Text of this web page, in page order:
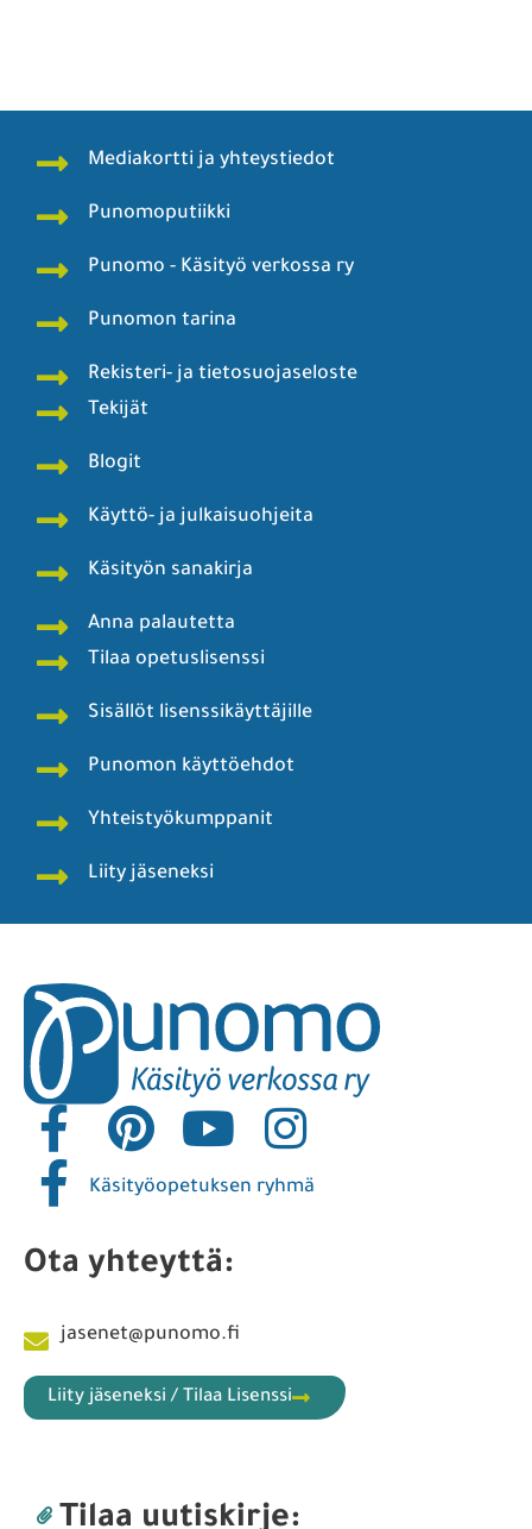
Mediakortti ja yhteystiedot
Punomoputiikki
Punomo - Käsityö verkossa ry
Punomon tarina
Rekisteri- ja tietosuojaseloste
Tekijät
Blogit
Käyttö- ja julkaisuohjeita
Käsityön sanakirja
Anna palautetta
Tilaa opetuslisenssi
Sisällöt lisenssikäyttäjille
Punomon käyttöehdot
Yhteistyökumppanit
Liity jäseneksi
Käsityöopetuksen ryhmä
Ota yhteyttä:
jasenet@punomo.fi
Liity jäseneksi / Tilaa Lisenssi
Tilaa uutiskirje: